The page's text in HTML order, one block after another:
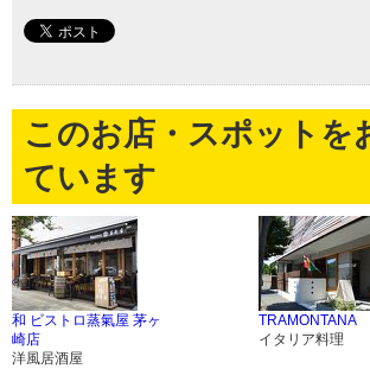
このお店・スポットを
ています
和 ビストロ蒸氣屋 茅ヶ
崎店
洋風居酒屋
TRAMONTANA
イタリア料理